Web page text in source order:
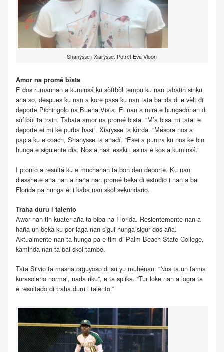
Shanysse i Xiarysse. Potrèt Eva Vloon
Amor na promé bista
E dos rumannan a kuminsá ku sòftbòl tempu ku nan tabatin sinku
aña so, despues ku nan a kore pasa ku nan tata banda di e vèlt di
deporte Pichingolo na Buena Vista. Ei nan a mira e hungadónan di
sòftbòl ta train. Tabata amor na promé bista. “M’a bisa mi tata: e
deporte ei mi ke purba hasi”, Xiarysse ta kòrda. “Mésora nos a
papia ku e coach, Shanysse ta añadí. “Esei a puntra ku nos ke bin
hunga e siguiente dia. Nos a hasi esaki i asina e kos a kuminsá.”
I pronto a resultá ku e muchanan ta bon den deporte. Ku nan
diesshete aña nan a haña nan promé beka di estudio i nan a bai
Florida pa hunga ei i kaba nan skol sekundario.
Traha duru i talento
Awor nan tin kuater aña ta biba na Florida. Resientemente nan a
haña un beka ku por laga nan sigui hunga sigur dos aña.
Aktualmente nan ta hunga pa e tim di Palm Beach State College,
kaminda nan ta bai skol tambe.
Tata Silvio ta masha orguyoso di su yu muhénan: “Nos ta un famia
kurasoleño normal, nada riku”, e ta splika. “Tur loke nan a logra ta
e resultado di traha duru i talento.”